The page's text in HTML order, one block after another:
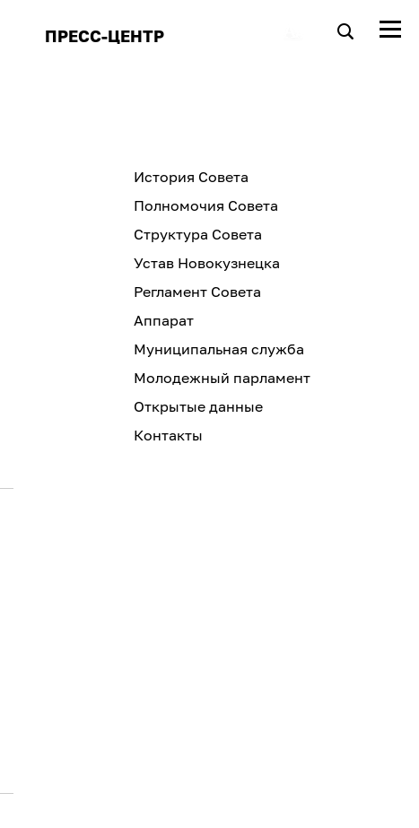
ПРЕСС-ЦЕНТР
История Совета
Полномочия Совета
Структура Совета
Устав Новокузнецка
Регламент Совета
Аппарат
Муниципальная служба
Молодежный парламент
Открытые данные
Контакты